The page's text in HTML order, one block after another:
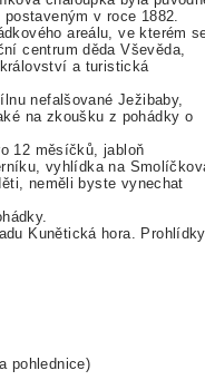
v roce 1882.
areálu, ve kterém
centrum děda Vševěda,
a turistická
nefalšované Ježibaby,
na zkoušku z pohádky o
12 měsíčků, jabloň
vyhlídka na
neměli byste vynechat
Kunětická hora. Prohlídky
pohlednice)